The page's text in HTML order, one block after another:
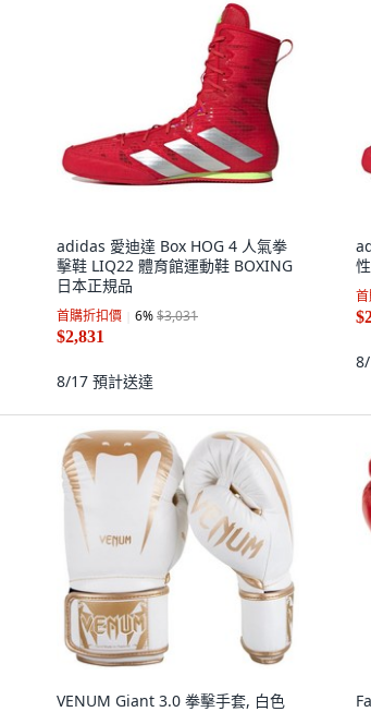
adidas 愛迪達 Box HOG 4 人氣拳
擊鞋 LIQ22 體育館運動鞋 BOXING
日本正規品
首購折扣價 6%$3,031
$2,831
8/17 預計送達
VENUM Giant 3.0 拳擊手套, 白色